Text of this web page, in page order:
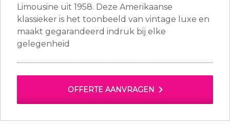
Limousine uit 1958. Deze Amerikaanse
klassieker is het toonbeeld van vintage luxe en
maakt gegarandeerd indruk bij elke
gelegenheid
OFFERTE AANVRAGENchevron_right